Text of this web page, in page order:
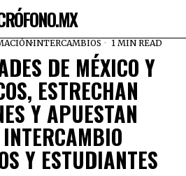
·INTERCAMBIOS 1 MIN READ
DE MÉXICO Y
ESTRECHAN
Y APUESTAN
Y ESTUDIANTES